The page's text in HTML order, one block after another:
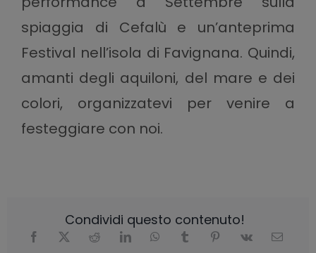
spiaggia di Cefalù e un’anteprima
Festival nell’isola di Favignana. Quindi,
amanti degli aquiloni, del mare e dei
colori, organizzatevi per venire a
festeggiare con noi.
Condividi questo contenuto!